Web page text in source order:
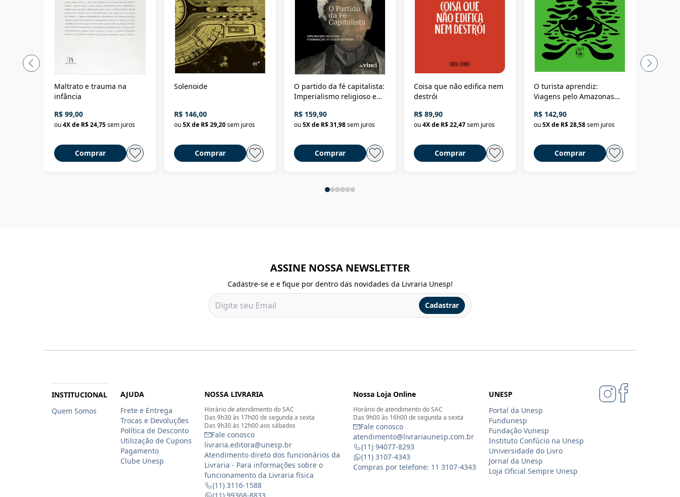
Maltrato e trauma na
infância
R$ 99,00
ou4X de R$ 24,75sem juros
Comprar
Solenoide
R$ 146,00
ou5X de R$ 29,20sem juros
Comprar
O partido da fé capitalista:
Imperialismo religioso e
Brasil
R$ 159,90
ou5X de R$ 31,98sem juros
Comprar
Coisa que não edifica nem
destrói
R$ 89,90
ou4X de R$ 22,47sem juros
Comprar
O turista aprendiz:
Viagens pelo Amazonas
até a Bolívia e por Marajó
até dizer chega
R$ 142,90
ou5X de R$ 28,58sem juros
Comprar
ASSINE NOSSA NEWSLETTER
Cadastre-se e e fique por dentro das novidades da Livraria Unesp!
Cadastrar
INSTITUCIONAL
Quem Somos
AJUDA
Frete e Entrega
Trocas e Devoluções
Política de Desconto
Utilização de Cupons
Pagamento
Clube Unesp
NOSSA LIVRARIA
Horário de atendimento do SAC
Das 9h30 às 17h00 de segunda a sexta
Das 9h30 às 12h00 aos sábados
Fale conosco
livraria.editora@unesp.br
Atendimento direto dos funcionários da
Livraria - Para informações sobre o
funcionamento da Livraria física
(11) 3116-1588
Nossa Loja Online
Horário de atendimento do SAC
Das 9h00 às 16h00 de segunda a sexta
Fale conosco
atendimento@livrariaunesp.com.br
(11) 94077-8293
(11) 3107-4343
Compras por telefone: 11 3107-4343
UNESP
Portal da Unesp
Fundunesp
Fundação Vunesp
Instituto Confúcio na Unesp
Universidade do Livro
Jornal da Unesp
Loja Oficial Sempre Unesp